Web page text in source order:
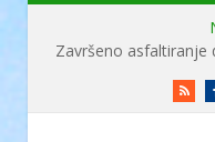
RSS